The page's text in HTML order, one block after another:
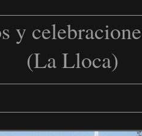
y
(La Lloca)